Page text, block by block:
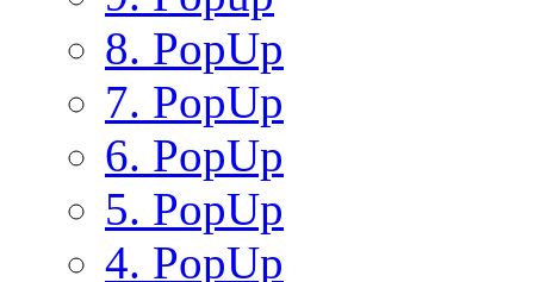
8. PopUp
7. PopUp
6. PopUp
5. PopUp
4. PopUp